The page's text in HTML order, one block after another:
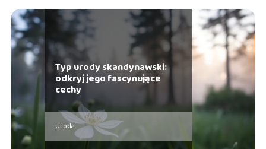
Typ urody skandynawski:
odkryj jego fascynujące
cechy
Uroda